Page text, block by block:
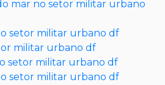
mar no setor militar urbano
setor militar urbano df
militar urbano df
setor militar urbano df
setor militar urbano df